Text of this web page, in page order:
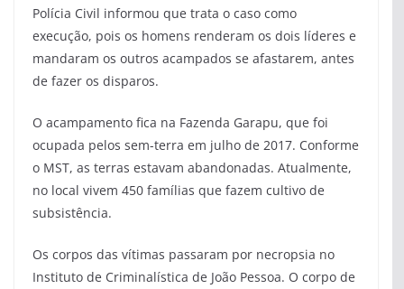
Polícia Civil informou que trata o caso como
execução, pois os homens renderam os dois líderes e
mandaram os outros acampados se afastarem, antes
de fazer os disparos.
O acampamento fica na Fazenda Garapu, que foi
ocupada pelos sem-terra em julho de 2017. Conforme
o MST, as terras estavam abandonadas. Atualmente,
no local vivem 450 famílias que fazem cultivo de
subsistência.
Os corpos das vítimas passaram por necropsia no
Instituto de Criminalística de João Pessoa. O corpo de